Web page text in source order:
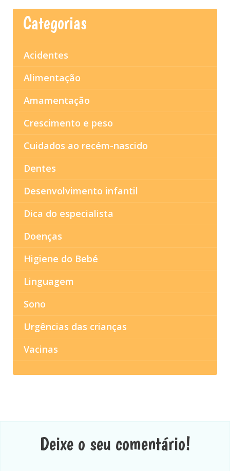
Categorias
Acidentes
Alimentação
Amamentação
Crescimento e peso
Cuidados ao recém-nascido
Dentes
Desenvolvimento infantil
Dica do especialista
Doenças
Higiene do Bebé
Linguagem
Sono
Urgências das crianças
Vacinas
Deixe o seu comentário!